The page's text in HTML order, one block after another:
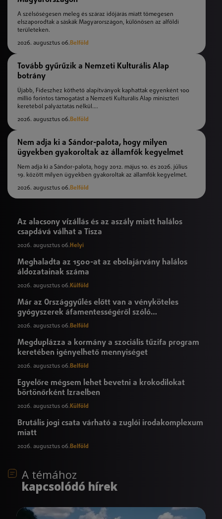
A szélsőségesen meleg és száraz időjárás miatt tömegesen
elszaporodtak a sáskák Magyarországon, különösen az alföldi
területeken.
2026. augusztus 06.Belföld
Tovább gyűrűzik a Nemzeti Kulturális Alap
botrány
Újabb, Fideszhez köthető alapítványok kaphattak egyenként 100
millió forintos támogatást a Nemzeti Kulturális Alap miniszteri
keretéből pályáztatás nélkül....
2026. augusztus 06.Belföld
Nem adja ki a Sándor-palota, hogy milyen
ügyekben gyakoroltak az államfők kegyelmet
Nem adja ki a Sándor-palota, hogy 2012. május 10. és 2026. július
19. között milyen ügyekben gyakoroltak az államfők kegyelmet.
2026. augusztus 06.Belföld
Az alacsony vízállás és az aszály miatt halálos
csapdává válhat a Tisza
2026. augusztus 06. Helyi
Meghaladta az 1500-at az ebolajárvány halálos
áldozatainak száma
2026. augusztus 06. Külföld
Már az Országgyűlés előtt van a vényköteles
gyógyszerek áfamentességéről szóló
törvényjavaslat
2026. augusztus 06.Belföld
Megduplázza a kormány a szociális tűzifa program
keretében igényelhető mennyiséget
2026. augusztus 06.Belföld
Egyelőre mégsem lehet bevetni a krokodilokat
börtönőrként Izraelben
2026. augusztus 06. Külföld
Brutális jogi csata várható a zuglói irodakomplexum
miatt
2026. augusztus 06.Belföld
A témához
kapcsolódó hírek